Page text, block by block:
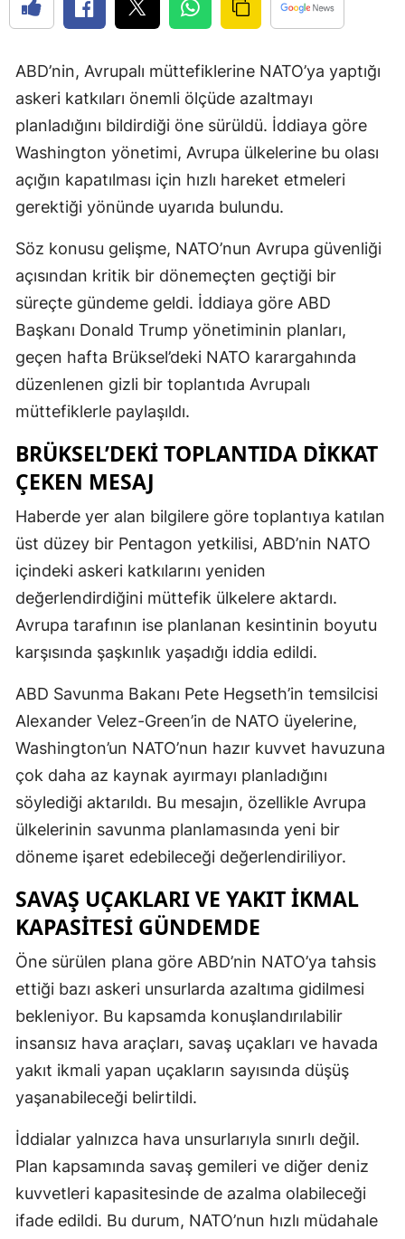
ABD’nin, Avrupalı müttefiklerine NATO’ya yaptığı
askeri katkıları önemli ölçüde azaltmayı
planladığını bildirdiği öne sürüldü. İddiaya göre
Washington yönetimi, Avrupa ülkelerine bu olası
açığın kapatılması için hızlı hareket etmeleri
gerektiği yönünde uyarıda bulundu.
Söz konusu gelişme, NATO’nun Avrupa güvenliği
açısından kritik bir dönemeçten geçtiği bir
süreçte gündeme geldi. İddiaya göre ABD
Başkanı Donald Trump yönetiminin planları,
geçen hafta Brüksel’deki NATO karargahında
düzenlenen gizli bir toplantıda Avrupalı
müttefiklerle paylaşıldı.
BRÜKSEL’DEKI TOPLANTIDA DIKKAT
ÇEKEN MESAJ
Haberde yer alan bilgilere göre toplantıya katılan
üst düzey bir Pentagon yetkilisi, ABD’nin NATO
içindeki askeri katkılarını yeniden
değerlendirdiğini müttefik ülkelere aktardı.
Avrupa tarafının ise planlanan kesintinin boyutu
karşısında şaşkınlık yaşadığı iddia edildi.
ABD Savunma Bakanı Pete Hegseth’in temsilcisi
Alexander Velez-Green’in de NATO üyelerine,
Washington’un NATO’nun hazır kuvvet havuzuna
çok daha az kaynak ayırmayı planladığını
söylediği aktarıldı. Bu mesajın, özellikle Avrupa
ülkelerinin savunma planlamasında yeni bir
döneme işaret edebileceği değerlendiriliyor.
SAVAŞ UÇAKLARI VE YAKIT IKMAL
KAPASITESI GÜNDEMDE
Öne sürülen plana göre ABD’nin NATO’ya tahsis
ettiği bazı askeri unsurlarda azaltıma gidilmesi
bekleniyor. Bu kapsamda konuşlandırılabilir
insansız hava araçları, savaş uçakları ve havada
yakıt ikmali yapan uçakların sayısında düşüş
yaşanabileceği belirtildi.
İddialar yalnızca hava unsurlarıyla sınırlı değil.
Plan kapsamında savaş gemileri ve diğer deniz
kuvvetleri kapasitesinde de azalma olabileceği
ifade edildi. Bu durum, NATO’nun hızlı müdahale